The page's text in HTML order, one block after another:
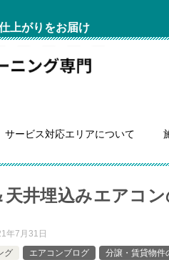
上がりをお届け
サービス対応エリアについて
天井埋込みエアコ
年7月31日
グ
エアコンブログ 分譲・賃貸物件